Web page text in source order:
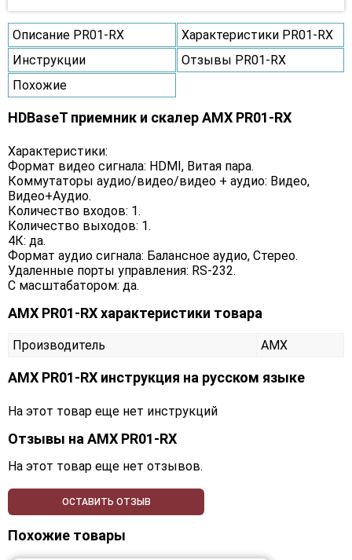
Описание PR01-RX
Характеристики PR01-RX
Инструкции
Отзывы PR01-RX
Похожие
HDBaseT приемник и скалер AMX PR01-RX
Характеристики:
Формат видео сигнала: HDMI, Витая пара.
Коммутаторы аудио/видео/видео + аудио: Видео,
Видео+Аудио.
Количество входов: 1.
Количество выходов: 1.
4К: да.
Формат аудио сигнала: Балансное аудио, Стерео.
Удаленные порты управления: RS-232.
С масштабатором: да.
AMX PR01-RX характеристики товара
Производитель AMX
AMX PR01-RX инструкция на русском языке
На этот товар еще нет инструкций
Отзывы наAMX PR01-RX
На этот товар еще нет отзывов.
ОСТАВИТЬ ОТЗЫВ
Похожие товары